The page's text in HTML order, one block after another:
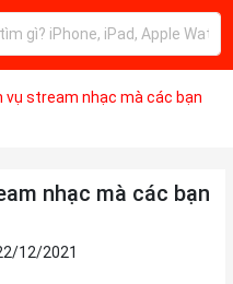
vụ stream nhạc mà các bạn
nhạc mà các bạn
12/2021